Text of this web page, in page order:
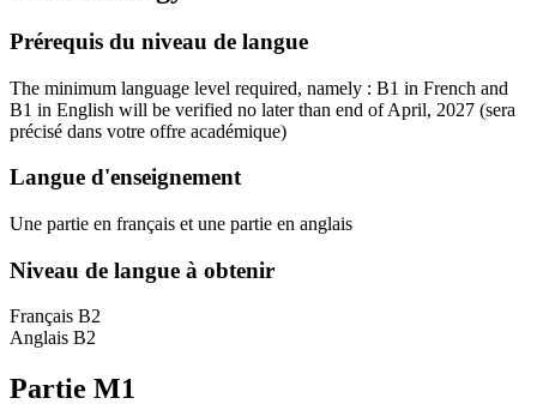
Prérequis du niveau de langue
The minimum language level required, namely : B1 in French and
B1 in English will be verified no later than end of April, 2027 (sera
précisé dans votre offre académique)
Langue d'enseignement
Une partie en français et une partie en anglais
Niveau de langue à obtenir
Français B2
Anglais B2
Partie M1